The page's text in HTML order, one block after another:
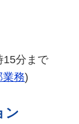
15分まで
業務)
ン